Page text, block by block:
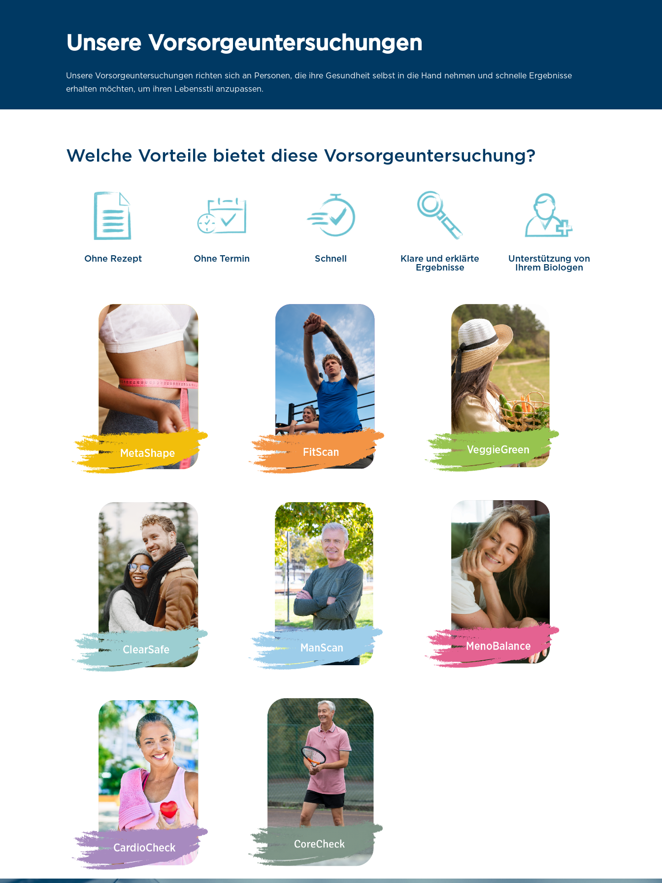
Unsere Vorsorgeuntersuchungen
Unsere Vorsorgeuntersuchungen richten sich an Personen, die ihre Gesundheit selbst in die Hand nehmen und schnelle Ergebnisse
erhalten möchten, um ihren Lebensstil anzupassen.
Welche Vorteile bietet diese Vorsorgeuntersuchung?
Ohne Rezept Ohne Termin Schnell
Klare und erklärte
Ergebnisse
Unterstützung von
Ihrem Biologen